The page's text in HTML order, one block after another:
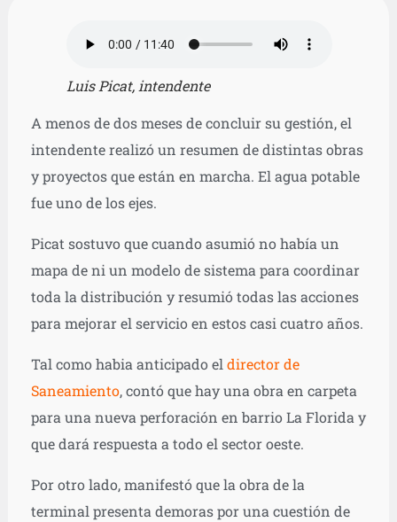
Luis Picat, intendente
A menos de dos meses de concluir su gestión, el
intendente realizó un resumen de distintas obras
y proyectos que están en marcha. El agua potable
fue uno de los ejes.
Picat sostuvo que cuando asumió no había un
mapa de ni un modelo de sistema para coordinar
toda la distribución y resumió todas las acciones
para mejorar el servicio en estos casi cuatro años.
Tal como habia anticipado eldirector de
Saneamiento, contó que hay una obra en carpeta
para una nueva perforación en barrio La Florida y
que dará respuesta a todo el sector oeste.
Por otro lado, manifestó que la obra de la
terminal presenta demoras por una cuestión de